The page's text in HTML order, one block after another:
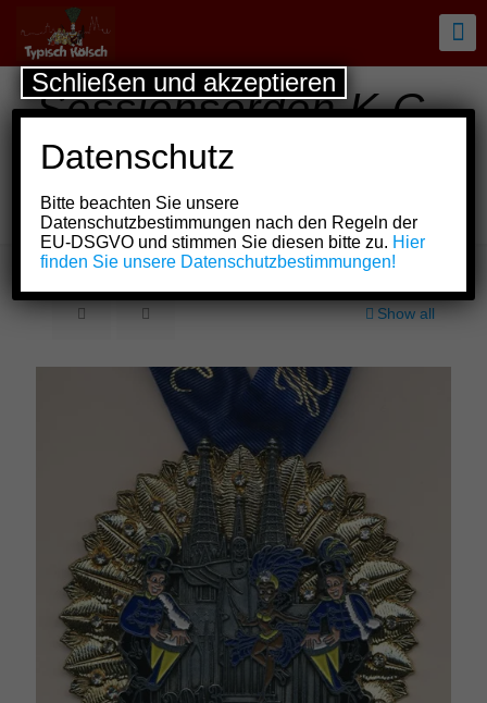
Sessionsorden K.G.
Treuer Husar blau-
gelb von 1925 e.V.
Köln
Show all
Datenschutz
Bitte beachten Sie unsere
Datenschutzbestimmungen nach den Regeln der
EU-DSGVO und stimmen Sie diesen bitte zu. Hier
finden Sie unsere Datenschutzbestimmungen!
Schließen und akzeptieren